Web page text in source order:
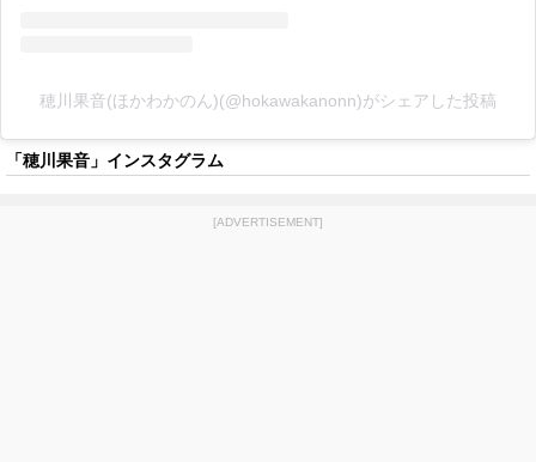
穂川果音(ほかわかのん)(@hokawakanonn)がシェアした投稿
「穂川果音」インスタグラム
[ADVERTISEMENT]